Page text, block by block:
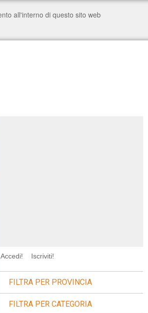
Accedi! Iscriviti!
FILTRA PER PROVINCIA
FILTRA PER CATEGORIA